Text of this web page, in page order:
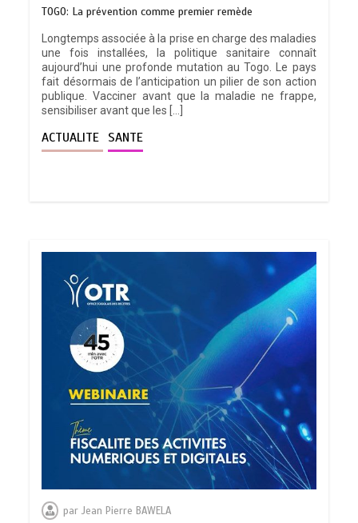
TOGO: La prévention comme premier remède
Longtemps associée à la prise en charge des maladies
une fois installées, la politique sanitaire connaît
aujourd’hui une profonde mutation au Togo. Le pays
fait désormais de l’anticipation un pilier de son action
publique. Vacciner avant que la maladie ne frappe,
sensibiliser avant que les […]
ACTUALITE SANTE
parJean Pierre BAWELA
TRANSFORMATION SOCIALE :
Feuille de route